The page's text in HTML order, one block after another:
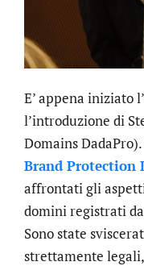
E’ appena iniziato
l’introduzione di
Domains
Brand Protection
affrontati gli
domini registrati
Sono state
strettamente